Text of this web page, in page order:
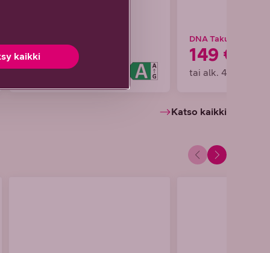
1499 €
tai alk. 41,64 €/kk
DNA Takuuhinta
149 €
tai alk. 4,14 €/kk
Katso kaikki
kaikki